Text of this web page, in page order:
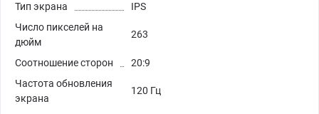
Тип экрана
IPS
Число пикселей на
дюйм
263
Соотношение сторон
20:9
Частота обновления
экрана
120 Гц